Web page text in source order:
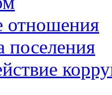
отношения
поселения